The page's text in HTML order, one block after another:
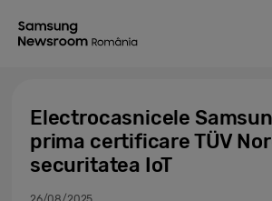
Electrocasnicele
prima certificare TÜV
securitatea IoT